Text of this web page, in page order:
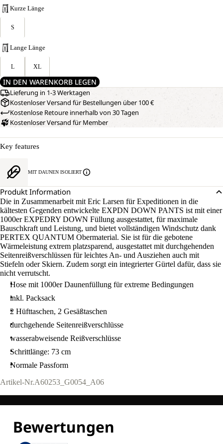
Kurze Länge
S
Lange Länge
L XL
IN DEN WARENKORB LEGEN
Lieferung in 1-3 Werktagen
Kostenloser Versand für Bestellungen über 100 €
Kostenlose Retoure innerhalb von 30 Tagen
Kostenloser Versand für Member
Key features
MIT DAUNEN ISOLIERT
Produkt Information
Die in Zusammenarbeit mit Eric Larsen für Expeditionen in die
kältesten Gegenden entwickelte EXPDN DOWN PANTS ist mit einer
1000er EXPEDRY DOWN Füllung ausgestattet, für maximale
Bauschkraft und Leistung, und bietet vollständigen Windschutz dank
PERTEX QUANTUM Obermaterial. Sie ist für die gebotene
Wärmeleistung extrem platzsparend, ausgestattet mit durchgehenden
Seitenreißverschlüssen für leichtes An- und Ausziehen auch mit
Stiefeln oder Skiern. Zudem sorgt ein integrierter Gürtel dafür, dass sie
nicht verrutscht.
Hose mit 1000er Daunenfüllung für extreme Bedingungen
inkl. Packsack
2 Hüfttaschen, 2 Gesäßtaschen
durchgehende Seitenreißverschlüsse
wasserabweisende Reißverschlüsse
Schrittlänge: 73 cm
Normale Passform
Artikel-Nr.A60253_G0054_A06